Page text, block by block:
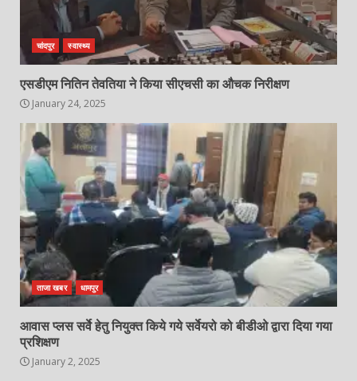
चांदपुर स्वास्थ्य
एसडीएम नितिन तेवतिया ने किया सीएचसी का औचक निरीक्षण
January 24, 2025
ताजा खबर धामपुर
आवास प्लस सर्वे हेतु नियुक्त किये गये सर्वेयरो को बीडीओ द्वारा दिया गया
प्रशिक्षण
January 2, 2025